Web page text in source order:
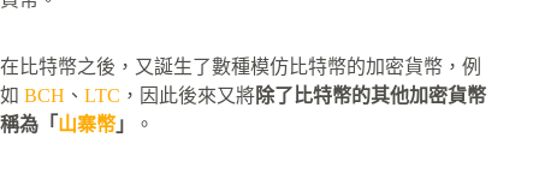
在比特幣之後，又誕生了數種模仿比特幣的加密貨幣，例
如 BCH 、 LTC ，因此後來又將除了比特幣的其他加密貨幣
稱為「 山寨幣 」 。